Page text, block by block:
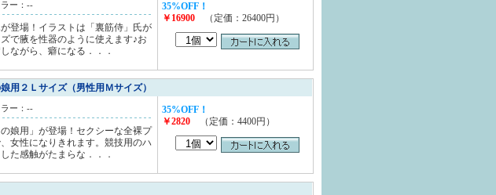
ラー：--
登場！イラストは「裏筋侍」氏が
で腋を性器のように使えます♪お
ながら、癖になる．．．
35%OFF！
￥16900 （定価：26400円）
用２Ｌサイズ（男性用Ｍサイズ）
ラー：--
娘用」が登場！セクシーな全裸プ
女性になりきれます。競技用のハ
た感触がたまらな．．．
35%OFF！
￥2820 （定価：4400円）